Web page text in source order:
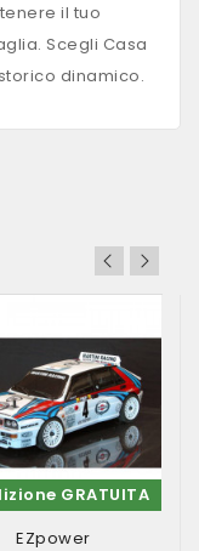
il tuo
Scegli Casa
dinamico.
GRATUITA
EZpower